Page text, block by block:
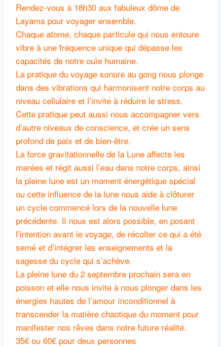
Rendez-vous à 18h30 aux fabuleux dôme de
Layama pour voyager ensemble.
Chaque atome, chaque particule qui nous entoure
vibre à une fréquence unique qui dépasse les
capacités de notre ouïe humaine.
La pratique du voyage sonore au gong nous plonge
dans des vibrations qui harmonisent notre corps au
niveau cellulaire et l’invite à réduire le stress.
Cette pratique peut aussi nous accompagner vers
d’autre niveaux de conscience, et crée un sens
profond de paix et de bien-être.
La force gravitationnelle de la Lune affecte les
marées et régit aussi l’eau dans notre corps, ainsi
la pleine lune est un moment énergétique spécial
ou cette influence de la lune nous aide à clôturer
un cycle commencé lors de la nouvelle lune
précédente. Il nous est alors possible, en posant
l’intention avant le voyage, de récolter ce qui a été
semé et d’intégrer les enseignements et la
sagesse du cycle qui s’achève.
La pleine lune du 2 septembre prochain sera en
poisson et elle nous invite à nous plonger dans les
énergies hautes de l’amour inconditionnel à
transcender la matière chaotique du moment pour
manifester nos rêves dans notre future réalité.
35€ ou 60€ pour deux personnes